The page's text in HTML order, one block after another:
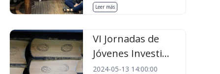
Leer más
VI Jornadas de
Jóvenes Investi...
2024-05-13 14:00:00